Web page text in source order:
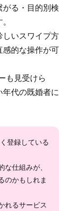
る・目的別検
しいスワイプ方
的な操作が可
も見受けら
代の既婚者に
登録している
仕組みが、
のかもしれま
れるサービス